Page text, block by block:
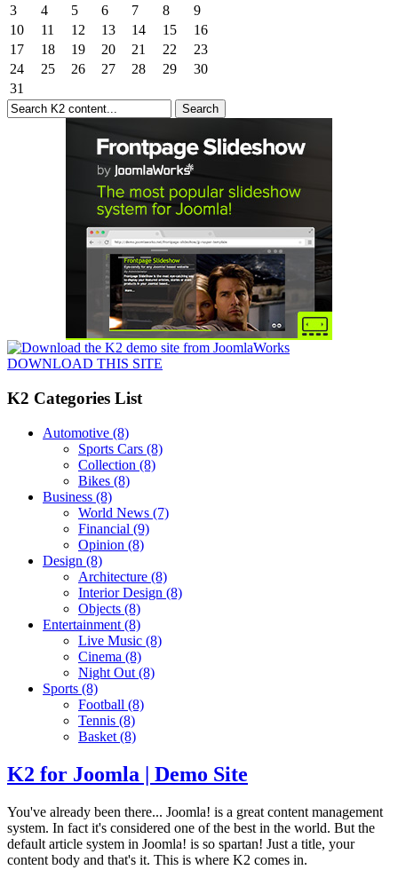
3
4 5 6 7 8
9
10
11 12 13 14 15
16
17
18 19 20 21 22
23
24
25 26 27 28 29
30
31
DOWNLOAD THIS SITE
K2 Categories List
Automotive (8)
Sports Cars (8)
Collection (8)
Bikes (8)
Business (8)
World News (7)
Financial (9)
Opinion (8)
Design (8)
Architecture (8)
Interior Design (8)
Objects (8)
Entertainment (8)
Live Music (8)
Cinema (8)
Night Out (8)
Sports (8)
Football (8)
Tennis (8)
Basket (8)
K2 for Joomla | Demo Site
You've already been there... Joomla! is a great content management
system. In fact it's considered one of the best in the world. But the
default article system in Joomla! is so spartan! Just a title, your
content body and that's it. This is where K2 comes in.